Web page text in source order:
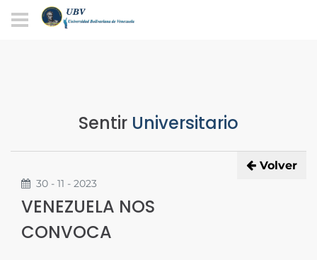
Sentir Universitario
Volver
30 - 11 - 2023
VENEZUELA NOS
CONVOCA